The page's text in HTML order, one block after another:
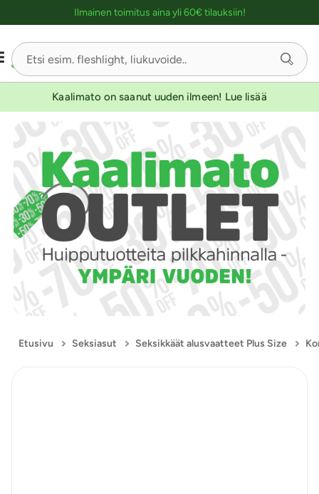
Ilmainen toimitus aina yli 60€ tilauksiin!
Kaalimato on saanut uuden ilmeen! Lue lisää
Etusivu Seksiasut Seksikkäät alusvaatteet Plus Size